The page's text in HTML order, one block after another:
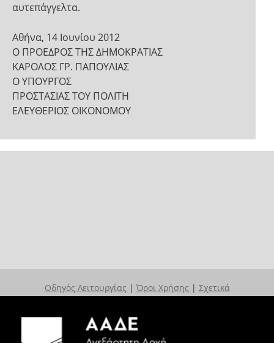
αυτεπάγγελτα.
Αθήνα, 14 Ιουνίου 2012
Ο ΠΡΟΕΔΡΟΣ ΤΗΣ ΔΗΜΟΚΡΑΤΙΑΣ
ΚΑΡΟΛΟΣ ΓΡ. ΠΑΠΟΥΛΙΑΣ
Ο ΥΠΟΥΡΓΟΣ
ΠΡΟΣΤΑΣΙΑΣ ΤΟΥ ΠΟΛΙΤΗ
ΕΛΕΥΘΕΡΙΟΣ ΟΙΚΟΝΟΜΟΥ
Οδηγός Λειτουργίας | Όροι Χρήσης | Σχετικά